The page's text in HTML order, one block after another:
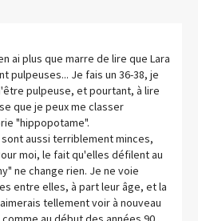
ai plus que marre de lire que Lara
pulpeuses... Je fais un 36-38, je
pulpeuse, et pourtant, à lire
que je peux me classer
"hippopotame".
aussi terriblement minces,
moi, le fait qu'elles défilent au
ne change rien. Je ne voie
entre elles, à part leur âge, et la
tellement voir à nouveau